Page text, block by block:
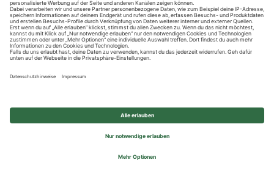
Impressum
Privatsphäre-Einstellungen
© 2026 REWE Group - All rights reserved